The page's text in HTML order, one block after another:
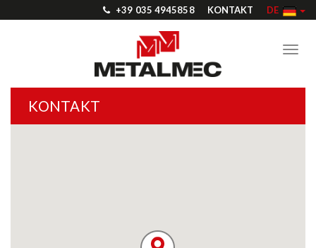
+39 035 4945858 KONTAKT DE
KONTAKT